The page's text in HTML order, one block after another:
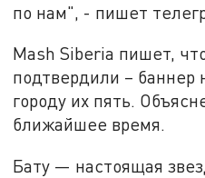
по нам", - пишет
Mash Siberia пишет,
подтвердили – баннер
городу их пять.
ближайшее время.
Бату — настоящая